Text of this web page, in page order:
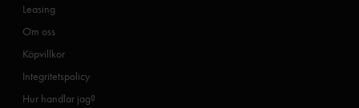
Leasing
Om oss
Köpvillkor
Integritetspolicy
Hur handlar jag?